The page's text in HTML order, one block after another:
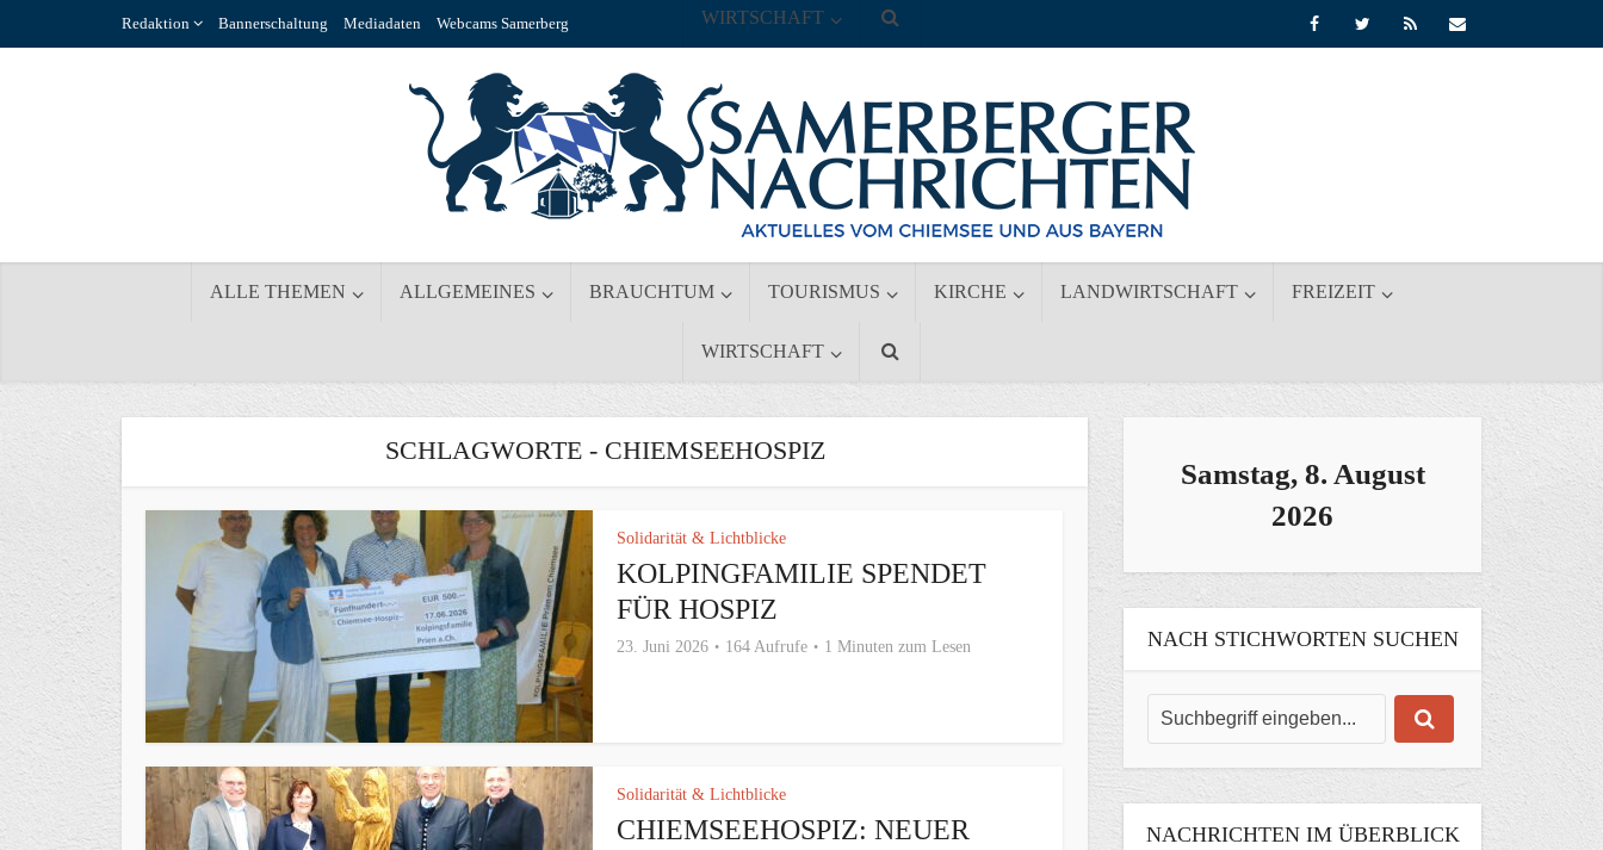
Redaktion Bannerschaltung Mediadaten Webcams Samerberg
ALLE THEMEN ALLGEMEINES BRAUCHTUM TOURISMUS KIRCHE LANDWIRTSCHAFT FREIZEIT
WIRTSCHAFT
WIRTSCHAFT
SCHLAGWORTE - CHIEMSEEHOSPIZ
Solidarität & Lichtblicke
KOLPINGFAMILIE SPENDET
FÜR HOSPIZ
23. Juni 2026 164 Aufrufe 1 Minuten zum Lesen
Solidarität & Lichtblicke
CHIEMSEEHOSPIZ: NEUER
Samstag, 8. August
2026
NACH STICHWORTEN SUCHEN
NACHRICHTEN IM ÜBERBLICK